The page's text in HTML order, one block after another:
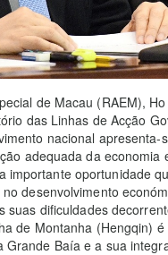
de Macau (RAEM),
das Linhas de Acção
nacional apresenta-
adequada da economia
importante oportunidade
desenvolvimento
dificuldades
de Montanha (Hengqin)
Baía e a sua